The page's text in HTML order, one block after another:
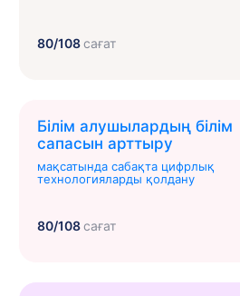
80/108сағат
Білім алушылардың білім
сапасын арттыру
мақсатында сабақта цифрлық
технологияларды қолдану
80/108сағат